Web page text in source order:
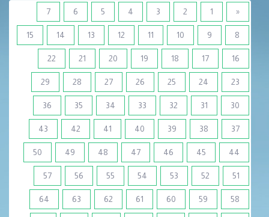
«
1
2
3
4
5
6
7
8
9
10
11
12
13
14
15
16
17
18
19
20
21
22
23
24
25
26
27
28
29
30
31
32
33
34
35
36
37
38
39
40
41
42
43
44
45
46
47
48
49
50
51
52
53
54
55
56
57
58
59
60
61
62
63
64